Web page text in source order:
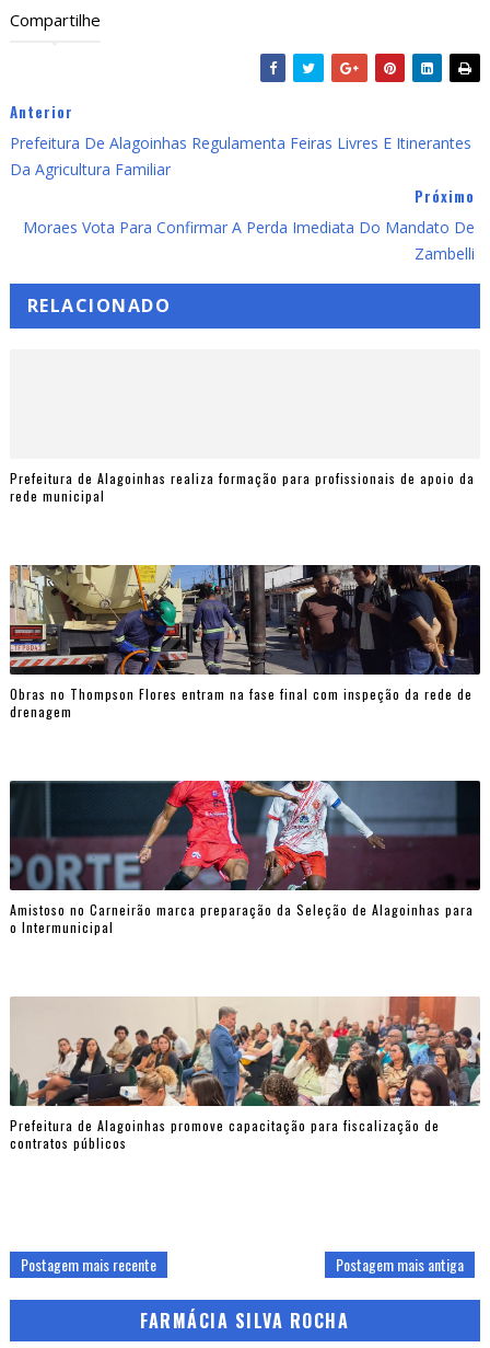
Compartilhe
Anterior
Prefeitura De Alagoinhas Regulamenta Feiras Livres E Itinerantes
Da Agricultura Familiar
Próximo
Moraes Vota Para Confirmar A Perda Imediata Do Mandato De
Zambelli
RELACIONADO
Prefeitura de Alagoinhas realiza formação para profissionais de apoio da
rede municipal
Obras no Thompson Flores entram na fase final com inspeção da rede de
drenagem
Amistoso no Carneirão marca preparação da Seleção de Alagoinhas para
o Intermunicipal
Prefeitura de Alagoinhas promove capacitação para fiscalização de
contratos públicos
Postagem mais recente Postagem mais antiga
FARMÁCIA SILVA ROCHA